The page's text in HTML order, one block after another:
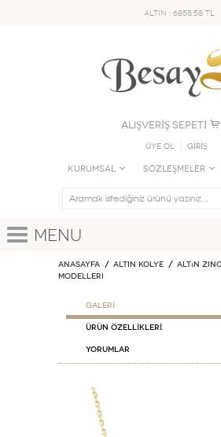
ALTIN : 6858.58 TL
ALIŞVERİŞ SEPETİ
Üye Ol GİRİŞ
KURUMSAL SÖZLEŞMELER
Menu
Anasayfa ALTIN KOLYE
Altın
Modelleri
GALERİ
ÜRÜN ÖZELLİKLERİ
Yorumlar